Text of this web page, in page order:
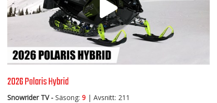
2026 Polaris Hybrid
Snowrider TV - Säsong: 9 | Avsnitt: 211